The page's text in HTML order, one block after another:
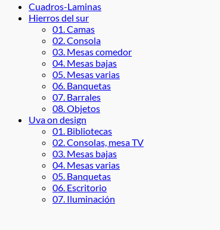
Cuadros-Laminas
Hierros del sur
01. Camas
02. Consola
03. Mesas comedor
04. Mesas bajas
05. Mesas varias
06. Banquetas
07. Barrales
08. Objetos
Uva on design
01. Bibliotecas
02. Consolas, mesa TV
03. Mesas bajas
04. Mesas varias
05. Banquetas
06. Escritorio
07. Iluminación